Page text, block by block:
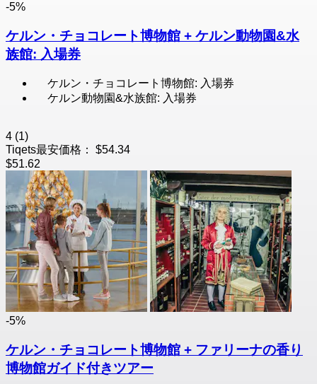
-5%
ケルン・チョコレート博物館 + ケルン動物園&水
族館: 入場券
ケルン・チョコレート博物館: 入場券
ケルン動物園&水族館: 入場券
4 (1)
Tiqets最安価格：
$54.34
$51.62
-5%
ケルン・チョコレート博物館 + ファリーナの香り
博物館ガイド付きツアー